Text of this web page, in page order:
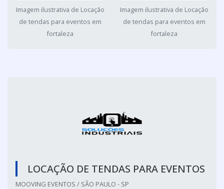
Imagem ilustrativa de Locação
de tendas para eventos em
fortaleza
Imagem ilustrativa de Locação
de tendas para eventos em
fortaleza
LOCAÇÃO DE TENDAS PARA EVENTOS
MOOVING EVENTOS / SÃO PAULO - SP